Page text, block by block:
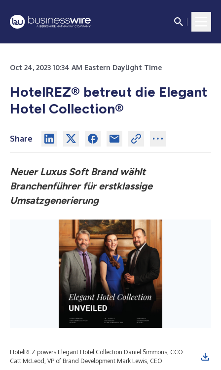
Oct 24, 2023 10:34 AM Eastern Daylight Time
HotelREZ® betreut die Elegant
Hotel Collection®
Share
Neuer Luxus Soft Brand wählt
Branchenführer für erstklassige
Umsatzgenerierung
HotelREZ powers Elegant Hotel Collection Daniel Simmons, CCO
Catt McLeod, VP of Brand Development Mark Lewis, CEO